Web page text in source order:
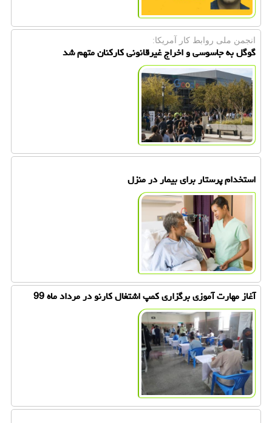
انجمن ملی روابط كار آمریكا:
گوگل به جاسوسی و اخراج غیرقانونی كاركنان متهم شد
استخدام پرستار برای بیمار در منزل
آغاز مهارت آموزی برگزاری كمپ اشتغال كارنو در مرداد ماه 99